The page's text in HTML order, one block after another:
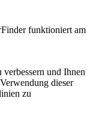
funktioniert am
und Ihnen
dieser
zu